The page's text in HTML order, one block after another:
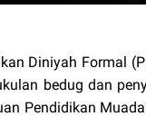
Diniyah Formal (
bedug dan
Pendidikan